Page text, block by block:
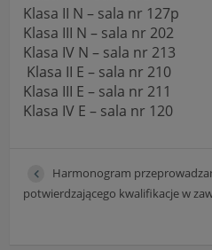
Klasa II N – sala nr 127p
Klasa III N – sala nr 202
Klasa IV N – sala nr 213
Klasa II E – sala nr 210
Klasa III E – sala nr 211
Klasa IV E – sala nr
Harmonogram
potwierdzającego kwalifikacje w
"Nasza szkoła" >